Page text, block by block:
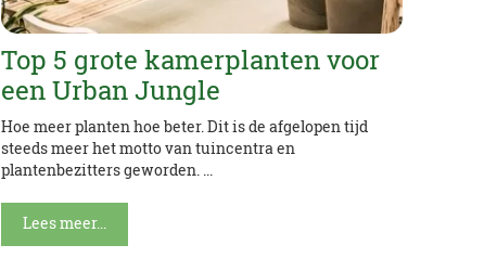
Top 5 grote kamerplanten voor
een Urban Jungle
Hoe meer planten hoe beter. Dit is de afgelopen tijd
steeds meer het motto van tuincentra en
plantenbezitters geworden. ...
Lees meer...